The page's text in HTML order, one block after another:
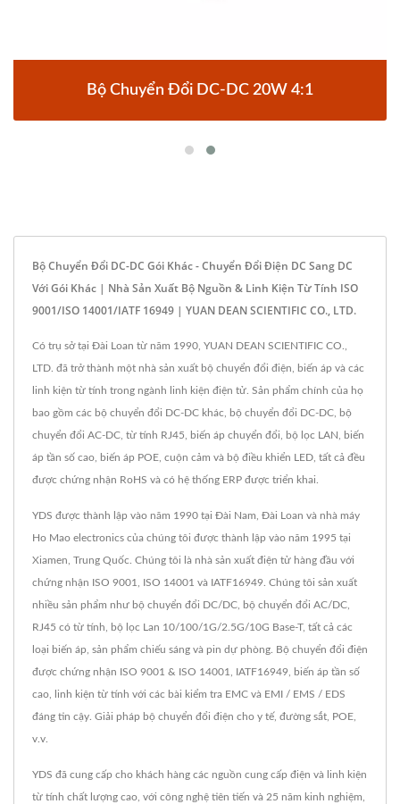
Bộ Chuyển Đổi DC-DC 20W 4:1
Bộ Chuyển Đổi DC-DC Gói Khác - Chuyển Đổi Điện DC Sang DC
Với Gói Khác | Nhà Sản Xuất Bộ Nguồn & Linh Kiện Từ Tính ISO
9001/ISO 14001/IATF 16949 | YUAN DEAN SCIENTIFIC CO., LTD.
Có trụ sở tại Đài Loan từ năm 1990, YUAN DEAN SCIENTIFIC CO.,
LTD. đã trở thành một nhà sản xuất bộ chuyển đổi điện, biến áp và các
linh kiện từ tính trong ngành linh kiện điện tử. Sản phẩm chính của họ
bao gồm các bộ chuyển đổi DC-DC khác, bộ chuyển đổi DC-DC, bộ
chuyển đổi AC-DC, từ tính RJ45, biến áp chuyển đổi, bộ lọc LAN, biến
áp tần số cao, biến áp POE, cuộn cảm và bộ điều khiển LED, tất cả đều
được chứng nhận RoHS và có hệ thống ERP được triển khai.
YDS được thành lập vào năm 1990 tại Đài Nam, Đài Loan và nhà máy
Ho Mao electronics của chúng tôi được thành lập vào năm 1995 tại
Xiamen, Trung Quốc. Chúng tôi là nhà sản xuất điện tử hàng đầu với
chứng nhận ISO 9001, ISO 14001 và IATF16949. Chúng tôi sản xuất
nhiều sản phẩm như bộ chuyển đổi DC/DC, bộ chuyển đổi AC/DC,
RJ45 có từ tính, bộ lọc Lan 10/100/1G/2.5G/10G Base-T, tất cả các
loại biến áp, sản phẩm chiếu sáng và pin dự phòng. Bộ chuyển đổi điện
được chứng nhận ISO 9001 & ISO 14001, IATF16949, biến áp tần số
cao, linh kiện từ tính với các bài kiểm tra EMC và EMI / EMS / EDS
đáng tin cậy. Giải pháp bộ chuyển đổi điện cho y tế, đường sắt, POE,
v.v.
YDS đã cung cấp cho khách hàng các nguồn cung cấp điện và linh kiện
từ tính chất lượng cao, với công nghệ tiên tiến và 25 năm kinh nghiệm,